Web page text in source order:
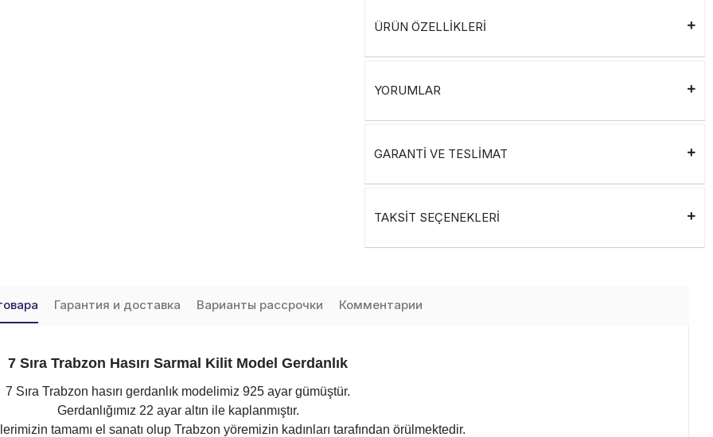
ÜRÜN ÖZELLİKLERİ
YORUMLAR
GARANTİ VE TESLİMAT
TAKSİT SEÇENEKLERİ
Гарантия и доставка Варианты рассрочки Комментарии
7 Sıra Trabzon Hasırı Sarmal Kilit Model Gerdanlık
7 Sıra Trabzon hasırı gerdanlık modelimiz 925 ayar gümüştür.
Gerdanlığımız 22 ayar altın ile kaplanmıştır.
tamamı el sanatı olup Trabzon yöremizin kadınları tarafından örülmektedir.